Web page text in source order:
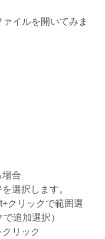
イルを開いてみま
場合
選択します。
クリックで範囲選
追加選択）
クリック